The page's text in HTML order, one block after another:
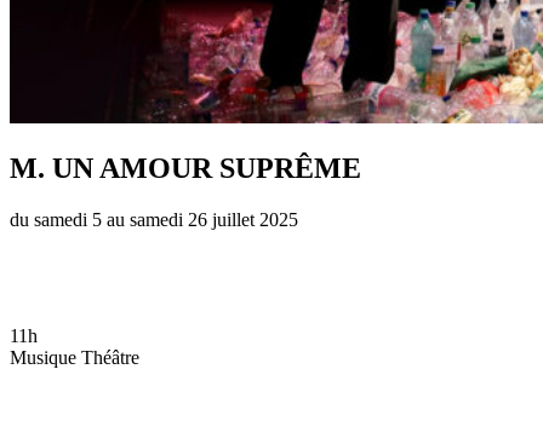
M. UN AMOUR SUPRÊME
du samedi 5 au samedi 26 juillet 2025
11h
Musique Théâtre